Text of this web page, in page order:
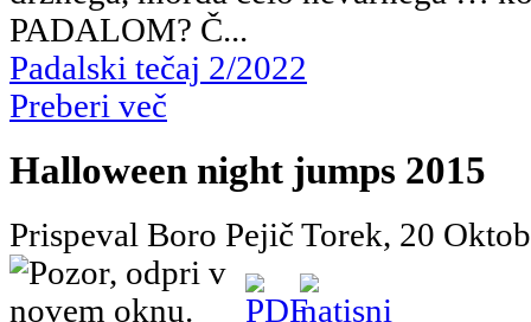
PADALOM? Č...
Padalski tečaj 2/2022
Preberi več
Halloween night jumps 2015
Prispeval Boro Pejič Torek, 20